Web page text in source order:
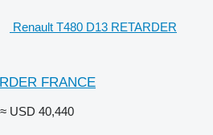
Renault T480 D13 RETARDER
FRANCE
≈ USD 40,440